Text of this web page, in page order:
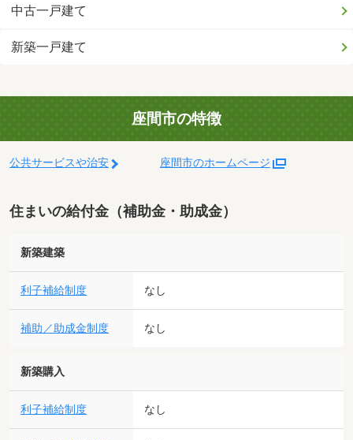
中古一戸建て
新築一戸建て
座間市の特徴
公共サービスや治安 座間市のホームページ
住まいの給付金（補助金・助成金）
新築建築
利子補給制度 なし
補助／助成金制度 なし
新築購入
利子補給制度 なし